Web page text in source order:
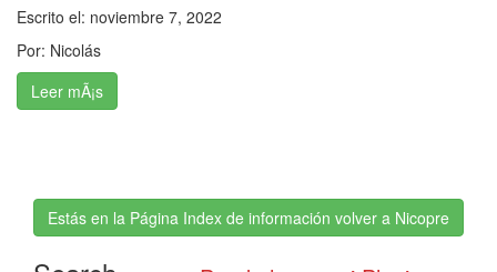
Escrito el: noviembre 7, 2022
Por: Nicolás
Leer mÃ¡s
Estás en la Página Index de información volver a Nicopre